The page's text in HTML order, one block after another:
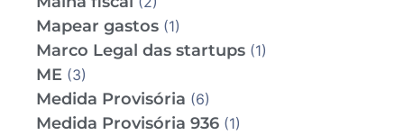
Mapear gastos (1)
Marco Legal das startups (1)
ME (3)
Medida Provisória (6)
Medida Provisória 936 (1)